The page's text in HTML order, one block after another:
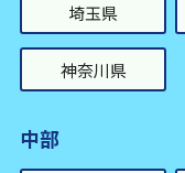
埼玉県
神奈川県
中部